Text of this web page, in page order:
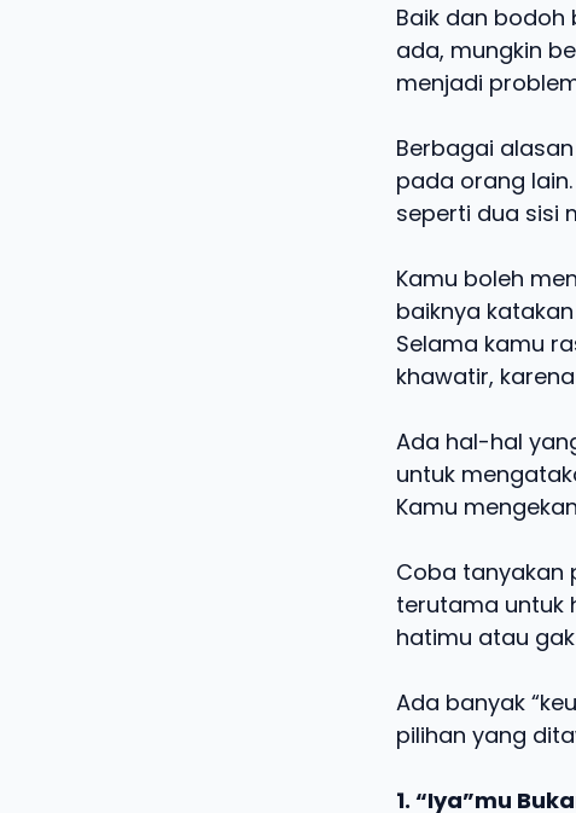
Baik dan bodoh
ada, mungkin
menjadi
Berbagai
pada orang
seperti dua sisi
Kamu boleh
baiknya
Selama kamu
khawatir,
Ada hal-hal
untuk
Kamu
Coba tanyakan
terutama untuk
hatimu atau
Ada banyak
pilihan yang
1. “Iya”mu